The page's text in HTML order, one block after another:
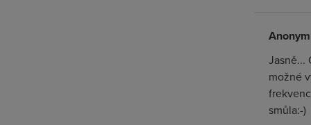
Anonym
Jasně...
možné
smůla:-)